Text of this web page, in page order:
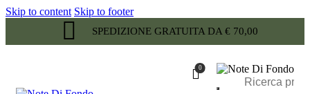
Skip to content Skip to footer
SPEDIZIONE GRATUITA DA € 70,00
0